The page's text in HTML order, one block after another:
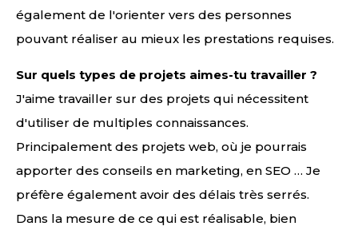
également de l'orienter vers des personnes
pouvant réaliser au mieux les prestations requises.
Sur quels types de projets aimes-tu travailler ?
J'aime travailler sur des projets qui nécessitent
d'utiliser de multiples connaissances.
Principalement des projets web, où je pourrais
apporter des conseils en marketing, en SEO … Je
préfère également avoir des délais très serrés.
Dans la mesure de ce qui est réalisable, bien